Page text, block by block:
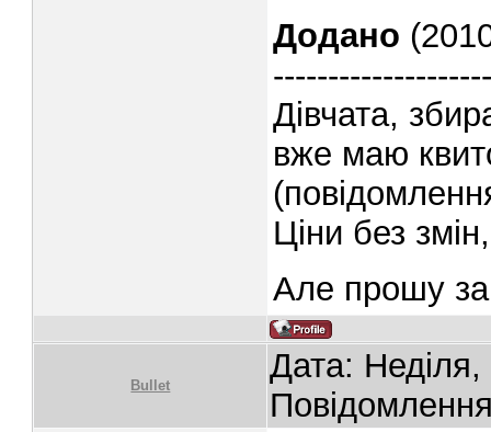
Додано
Дівчата,
вже маю
Ціни без
Але прошу
Bullet
Дата: